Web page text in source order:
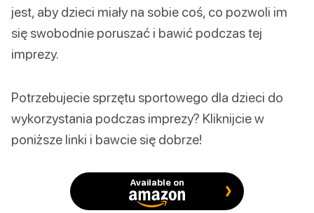
jest, aby dzieci miały na sobie coś, co pozwoli im
się swobodnie poruszać i bawić podczas tej
imprezy.
Potrzebujecie sprzętu sportowego dla dzieci do
wykorzystania podczas imprezy? Kliknijcie w
poniższe linki i bawcie się dobrze!
Available on